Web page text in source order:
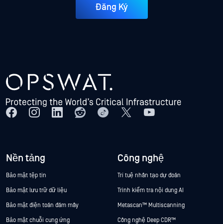
Đăng Ký
Nền tảng
Bảo mật tệp tin
Bảo mật lưu trữ dữ liệu
Bảo mật điện toán đám mây
Bảo mật chuỗi cung ứng
Công nghệ
Trí tuệ nhân tạo dự đoán
Trình kiểm tra nội dung AI
Metascan™ Multiscanning
Công nghệ Deep CDR™